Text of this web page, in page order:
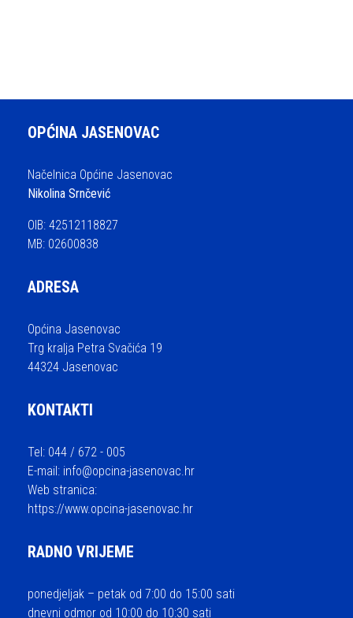
OPĆINA JASENOVAC
Načelnica Općine Jasenovac
Nikolina Srnčević
OIB: 42512118827
MB: 02600838
ADRESA
Općina Jasenovac
Trg kralja Petra Svačića 19
44324 Jasenovac
KONTAKTI
Tel: 044 / 672 - 005
E-mail: info@opcina-jasenovac.hr
Web stranica:
https://www.opcina-jasenovac.hr
RADNO VRIJEME
ponedjeljak – petak od 7:00 do 15:00 sati
dnevni odmor od 10:00 do 10:30 sati